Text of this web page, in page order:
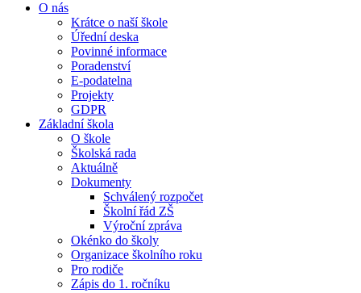
O nás
Krátce o naší škole
Úřední deska
Povinné informace
Poradenství
E-podatelna
Projekty
GDPR
Základní škola
O škole
Školská rada
Aktuálně
Dokumenty
Schválený rozpočet
Školní řád ZŠ
Výroční zpráva
Okénko do školy
Organizace školního roku
Pro rodiče
Zápis do 1. ročníku